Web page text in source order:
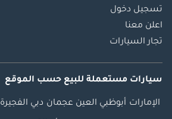
تسجيل دخول
اعلن معنا
تجار السيارات
سيارات مستعملة للبيع حسب الموقع
الإمارات أبوظبي العين عجمان دبي الفجيرة